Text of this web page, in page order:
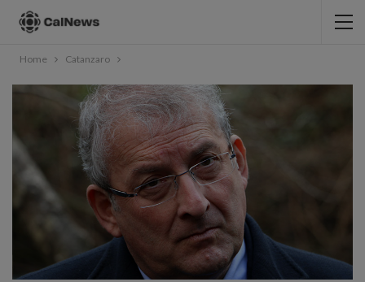
Home Catanzaro